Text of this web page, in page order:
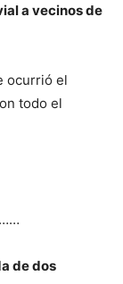
a vecinos de
ocurrió el
todo el
de dos